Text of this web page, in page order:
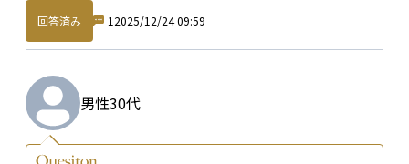
回答済み 1 2025/12/24 09:59
男性30代